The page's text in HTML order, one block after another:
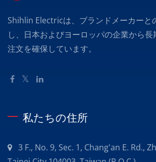
Shihlin Electricは、ブランドメーカーと
し、日本およびヨーロッパの企業から
注文を確保しています。
私たちの住所
3 F., No. 9, Sec. 1, Chang'an E. Rd.,